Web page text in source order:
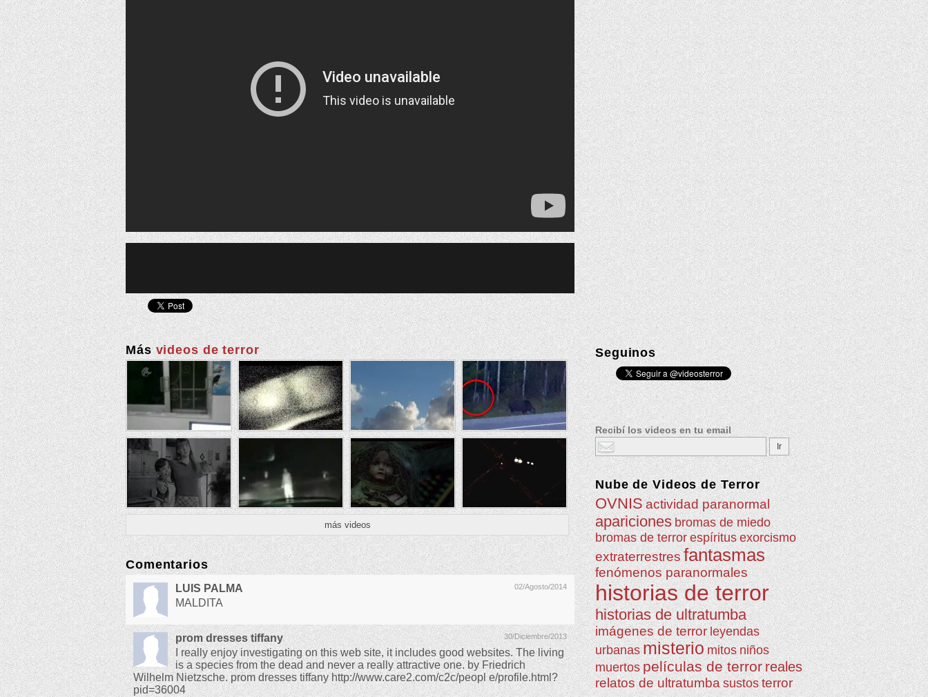
Másvideos de terror
más videos
Comentarios
02/Agosto/2014
LUIS PALMA
MALDITA
30/Diciembre/2013
prom dresses tiffany
I really enjoy investigating on this web site, it includes good websites. The living
is a species from the dead and never a really attractive one. by Friedrich
Wilhelm Nietzsche. prom dresses tiffany http://www.care2.com/c2c/peopl e/profile.html?
pid=36004
Seguinos
Recibí los videos en tu email
Nube deVideos de Terror
OVNISactividad paranormal
apariciones bromas de miedo
bromas de terror espíritus exorcismo
extraterrestresfantasmas
fenómenos paranormales
historias de terror
historias de ultratumba
imágenes de terror leyendas
urbanas misterio mitos niños
muertos películas de terrorreales
relatos de ultratumba sustos terror